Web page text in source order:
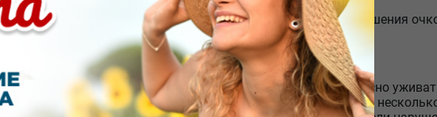
того, при отсутствии постоянной корректировки зрения (ношения
будет прогрессировать.
того, как близорукость и дальнозоркость могут прекрасно
глаз, фокусируется не в одной, а в нескольких точках. Есть